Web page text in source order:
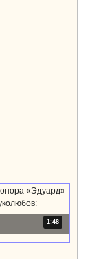
«Эдуард»
1:48